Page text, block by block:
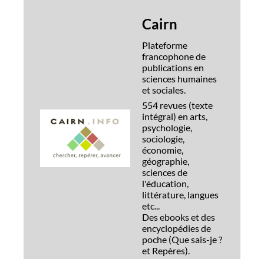
Cairn
Plateforme
francophone de
publications en
sciences humaines
et sociales.
554 revues (texte
intégral) en arts,
psychologie,
sociologie,
économie,
géographie,
sciences de
l'éducation,
littérature, langues
etc...
Des ebooks et des
encyclopédies de
poche (Que sais-je ?
et Repères).